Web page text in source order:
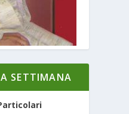
SETTIMANA